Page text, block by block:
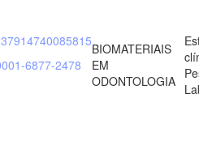
6877-2478
BIOMATERIAIS
EM
ODONTOLOGIA